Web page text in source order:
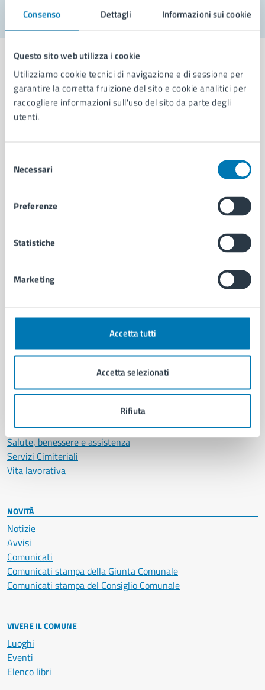
Consenso Dettagli Informazioni sui cookie
Questo sito web utilizza i cookie
Utilizziamo cookie tecnici di navigazione e di sessione per
garantire la corretta fruizione del sito e cookie analitici per
raccogliere informazioni sull'uso del sito da parte degli
utenti.
delNecessari
Preferenze
Statistiche
Marketing
Accetta tutti
Accetta selezionati
Rifiuta
Comune di Napoli
Organi di governo
Uffici
Enti e fondazioni
Personale amministrativo
Autorizzazioni
Cultura e tempo libero
Documenti e certificati
Educazione e formazione
Giustizia e sicurezza pubblica
Imprese e commercio
Salute, benessere e assistenza
Servizi Cimiteriali
Vita lavorativa
NOVITÀ
Notizie
Avvisi
Comunicati
Comunicati stampa della Giunta Comunale
Comunicati stampa del Consiglio Comunale
VIVERE IL COMUNE
Luoghi
Eventi
Elenco libri